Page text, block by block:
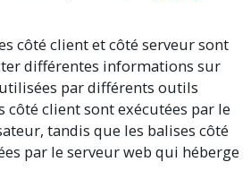
côté client et côté serveur sont
différentes informations sur
par différents outils
côté client sont exécutées par le
tandis que les balises côté
par le serveur web qui héberge